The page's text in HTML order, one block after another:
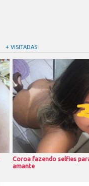
+ VISITADAS
Coroa fazendo selfies
amante